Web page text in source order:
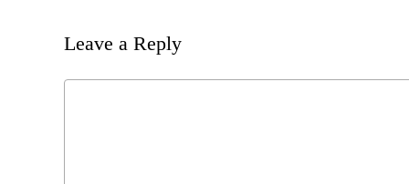
Leave a Reply